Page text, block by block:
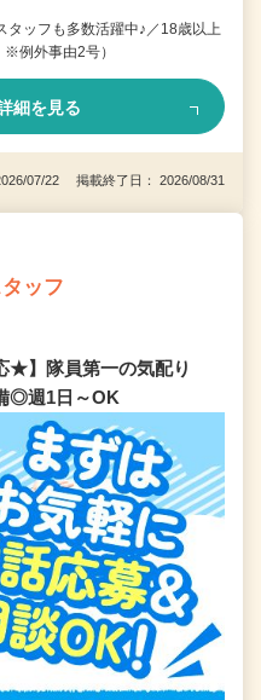
タッフも多数活躍中♪／18歳以上
例外事由2号）
細を見る
07/22 掲載終了日： 2026/08/31
ッフ
★】隊員第一の気配り
◎週1日～OK